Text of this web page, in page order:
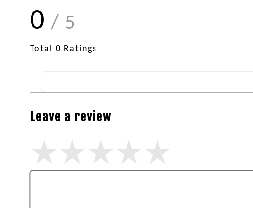
0 / 5
Total 0 Ratings
Leave a review